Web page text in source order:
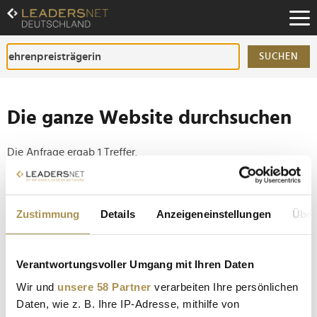
Zustimmung Details Anzeigeneinstellungen
Verantwortungsvoller Umgang mit Ihren Daten
Wir und unsere 58 Partner verarbeiten Ihre persönlichen
Daten, wie z. B. Ihre IP-Adresse, mithilfe von
Zum
Inhalt
Zur
Fußzeilen-
Navigation
SUCHEN
Die ganze Website durchsuchen
Die Anfrage ergab 1 Treffer.
Tipp
Seiten suchen, die genau diese Wortgruppe enthalten:
Setzen Sie die gesuchten Wörter zwischen
Innovator des Jahres: Ehrenpreis für Sarna Röser